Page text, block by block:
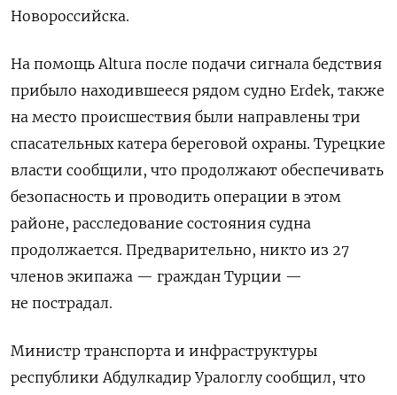
Новороссийска.
На помощь Altura после подачи сигнала бедствия
прибыло находившееся рядом судно Erdek, также
на место происшествия были направлены три
спасательных катера береговой охраны. Турецкие
власти сообщили, что продолжают обеспечивать
безопасность и проводить операции в этом
районе, расследование состояния судна
продолжается. Предварительно, никто из 27
членов экипажа — граждан Турции —
не пострадал.
Министр транспорта и инфраструктуры
республики Абдулкадир Уралоглу сообщил, что